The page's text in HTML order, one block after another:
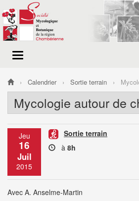
Menu
Calendrier Sortie terrain
Mycologie autour de
Jeu
16
Juil
2015
Sortie terrain
à 8h
Avec A. Anselme-Martin